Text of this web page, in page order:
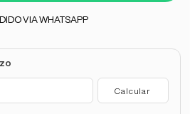
VIA WHATSAPP